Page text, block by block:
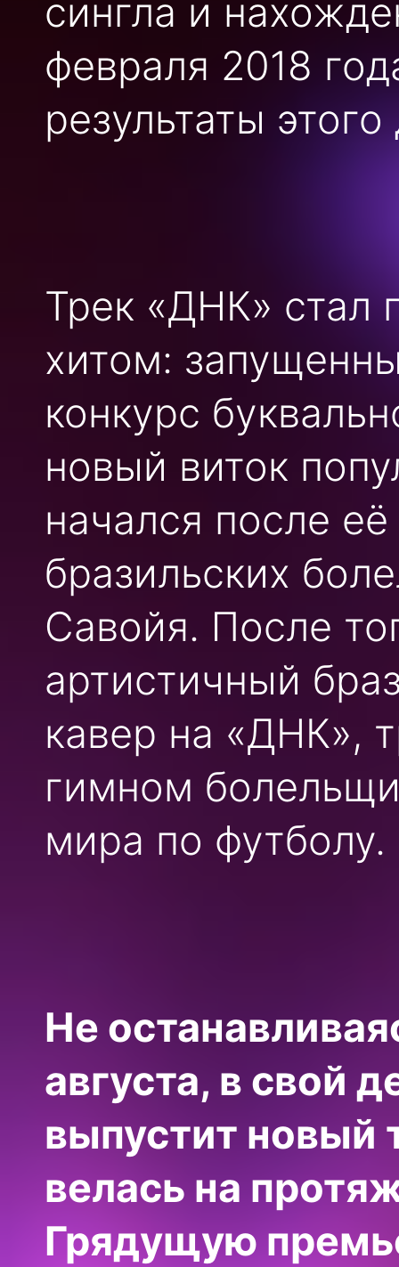
сингла и
февраля 2018
результаты этого
Трек «ДНК»
хитом:
конкурс
новый виток
начался после
бразильских
Савойя. После
артистичный
кавер на «ДНК»,
гимном
мира по футболу.
Не
августа, в свой
выпустит новый
велась на
Грядущую